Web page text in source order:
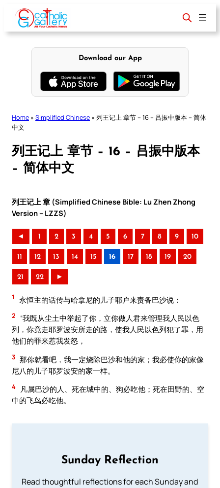
content
Download our App
Home » Simplified Chinese » 列王记上 章节 – 16 – 吕振中版本 – 简体
中文
列王记上 章节 – 16 – 吕振中版本
– 简体中文
列王记上 章 (Simplified Chinese Bible: Lu Zhen Zhong
Version – LZZS)
◄ 1 2 3 4 5 6 7 8 9 10
11 12 13 14 15 16 17 18 19 20
21 22 ►
1 永恒主的话传与哈拿尼的儿子耶户来责备巴沙说：
2
“我既从尘土中举起了你，立你做人君来管理我人民以色
列，你竟走耶罗波安所走的路，使我人民以色列犯了罪，用
他们的罪来惹我发怒，
3 那你就看吧，我一定烧除巴沙和他的家；我必使你的家像
尼八的儿子耶罗波安的家一样。
4
凡属巴沙的人、死在城中的、狗必吃他；死在田野的、空
中的飞鸟必吃他。
Sunday Reflection
Read thoughtful reflections for each Sunday and